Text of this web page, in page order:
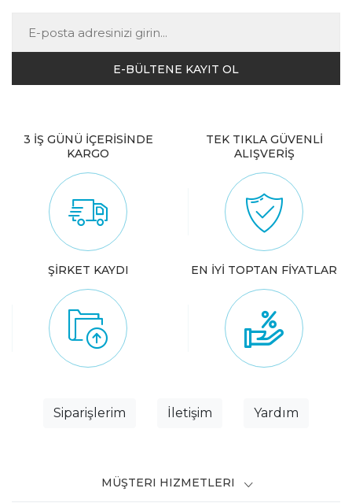
3 İŞ GÜNÜ İÇERİSİNDE
KARGO
TEK TIKLA GÜVENLİ
ALIŞVERİŞ
ŞİRKET KAYDI EN İYİ TOPTAN FİYATLAR
Siparişlerim İletişim Yardım
MÜŞTERI HIZMETLERI